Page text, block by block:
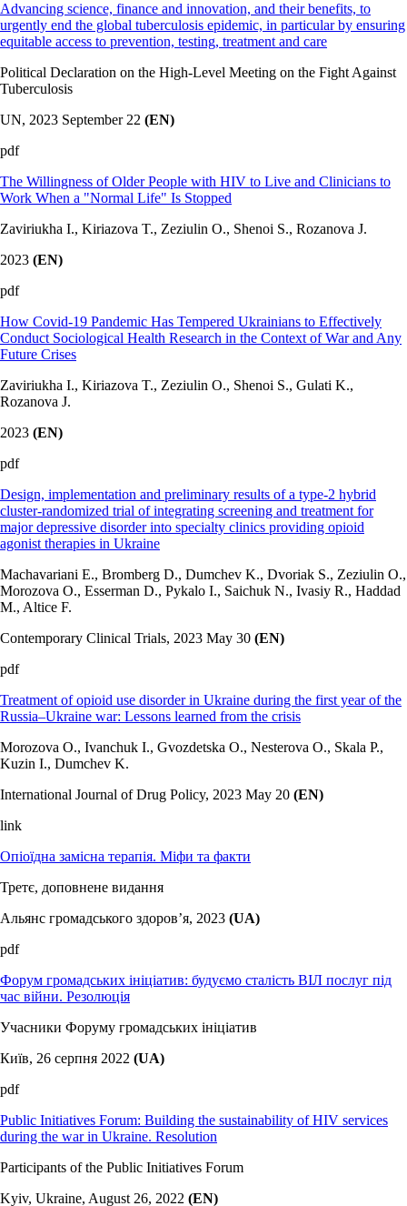
Advancing science, finance and innovation, and their benefits, to
urgently end the global tuberculosis epidemic, in particular by ensuring
equitable access to prevention, testing, treatment and care
Political Declaration on the High-Level Meeting on the Fight Against
Tuberculosis
UN, 2023 September 22 (EN)
pdf
The Willingness of Older People with HIV to Live and Clinicians to
Work When a "Normal Life" Is Stopped
Zaviriukha I., Kiriazova T., Zeziulin O., Shenoi S., Rozanova J.
2023 (EN)
pdf
How Covid-19 Pandemic Has Tempered Ukrainians to Effectively
Conduct Sociological Health Research in the Context of War and Any
Future Crises
Zaviriukha I., Kiriazova T., Zeziulin O., Shenoi S., Gulati K.,
Rozanova J.
2023 (EN)
pdf
Design, implementation and preliminary results of a type-2 hybrid
cluster-randomized trial of integrating screening and treatment for
major depressive disorder into specialty clinics providing opioid
agonist therapies in Ukraine
Machavariani E., Bromberg D., Dumchev K., Dvoriak S., Zeziulin O.,
Morozova O., Esserman D., Pykalo I., Saichuk N., Ivasiy R., Haddad
M., Altice F.
Contemporary Clinical Trials, 2023 May 30 (EN)
pdf
Treatment of opioid use disorder in Ukraine during the first year of the
Russia–Ukraine war: Lessons learned from the crisis
Morozova O., Ivanchuk I., Gvozdetska O., Nesterova O., Skala P.,
Kuzin I., Dumchev K.
International Journal of Drug Policy, 2023 May 20 (EN)
link
Опіоїдна замісна терапія. Міфи та факти
Третє, доповнене видання
Альянс громадського здоров’я, 2023 (UA)
pdf
Форум громадських ініціатив: будуємо сталість ВІЛ послуг під
час війни. Резолюція
Учасники Форуму громадських ініціатив
Київ, 26 серпня 2022 (UA)
pdf
Public Initiatives Forum: Building the sustainability of HIV services
during the war in Ukraine. Resolution
Participants of the Public Initiatives Forum
Kyiv, Ukraine, August 26, 2022 (EN)